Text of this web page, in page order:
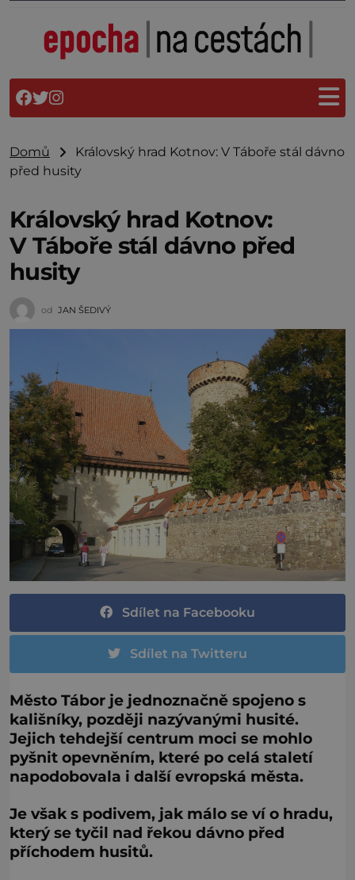
Domů
Královský hrad Kotnov: V Táboře stál dávno
před husity
Královský hrad Kotnov:
V Táboře stál dávno před
husity
od JAN ŠEDIVÝ
Sdílet na Facebooku
Sdílet na Twitteru
Město Tábor je jednoznačně spojeno s
kališníky, později nazývanými husité.
Jejich tehdejší centrum moci se mohlo
pyšnit opevněním, které po celá staletí
napodobovala i další evropská města.
Je však s podivem, jak málo se ví o hradu,
který se tyčil nad řekou dávno před
příchodem husitů.